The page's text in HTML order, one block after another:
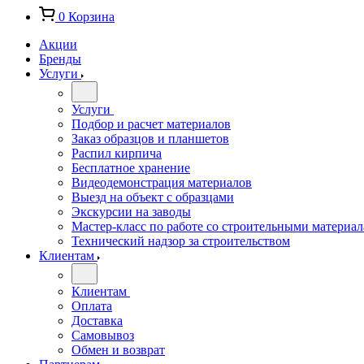
0 Корзина
Акции
Бренды
Услуги
Услуги
Подбор и расчет материалов
Заказ образцов и планшетов
Распил кирпича
Бесплатное хранение
Видеодемонстрация материалов
Выезд на объект с образцами
Экскурсии на заводы
Мастер-класс по работе со строительными
Технический надзор за строительством
Клиентам
Клиентам
Оплата
Доставка
Самовывоз
Обмен и возврат